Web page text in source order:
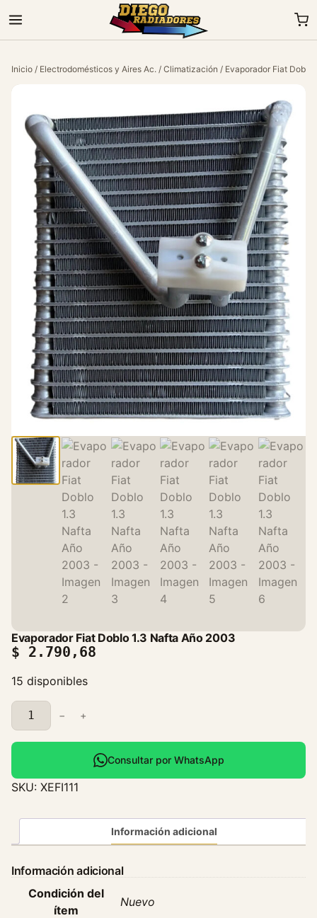
Inicio / Electrodomésticos y Aires Ac. / Climatización / Evaporador Fiat
Evaporador Fiat Doblo 1.3 Nafta Año 2003
$ 2.790,68
15 disponibles
E
v
a
o
r
o
F
− +
Consultar por WhatsApp
SKU: XEFI111
Información adicional
Información adicional
Condición del
ítem
Nuevo